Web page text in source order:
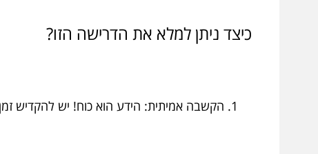
כיצד ניתן למלא את הדרישה הזו?
הקשבה אמיתית: הידע הוא כוח! יש להקדיש